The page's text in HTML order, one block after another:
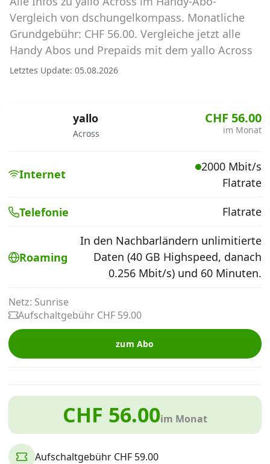
Abos für Tablets, Hotspots und Smart
Watches
Tarifrechner Handy-Abo
Der gute alte Tarifrechner im neuen Design
Alle Anbieter
Handy-Abo-Aktionen
Handy-Abo kündigen oder
wechseln
Alle Mobile-Vergleiche
Internet, TV, Telefon
Aktionen
News
Vergleich von dschungelkompass. Monatliche
Grundgebühr: CHF 56.00. Vergleiche jetzt alle
Handy Abos und Prepaids mit dem yallo Across
Letztes Update: 05.08.2026
yallo
Across
CHF 56.00
im Monat
Internet
2000 Mbit/s
Flatrate
Telefonie Flatrate
Roaming
In den Nachbarländern unlimitierte
Daten (40 GB Highspeed, danach
0.256 Mbit/s) und 60 Minuten.
Netz: Sunrise
Aufschaltgebühr CHF 59.00
zum Abo
CHF 56.00im Monat
Aufschaltgebühr CHF 59.00